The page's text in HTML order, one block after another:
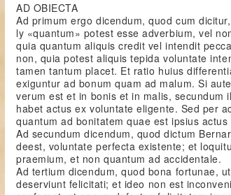
AD OBIECTA
Ad primum ergo dicendum, quod cum
ly «quantum» potest esse adverbium, vel
quia quantum aliquis credit vel intendit
non, quia potest aliquis tepida voluntate
tamen tantum placet. Et ratio huius
exiguntur ad bonum quam ad malum. Si
verum est et in bonis et in malis, secundum
habet actus ex voluntate eligente. Sed per
quantum ad bonitatem quae est ipsius
Ad secundum dicendum, quod dictum
deest, voluntate perfecta existente; et
praemium, et non quantum ad accidentale.
Ad tertium dicendum, quod bona fortunae,
deserviunt felicitati; et ideo non est